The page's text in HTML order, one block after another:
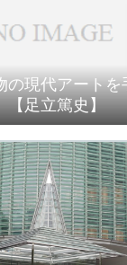
の現代アートを
【足立篤史】